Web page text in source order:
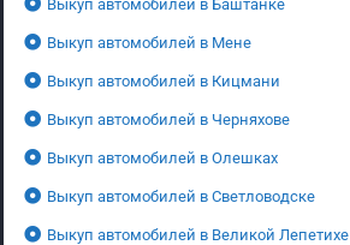
Выкуп автомобилей в Баштанке
Выкуп автомобилей в Мене
Выкуп автомобилей в Кицмани
Выкуп автомобилей в Черняхове
Выкуп автомобилей в Олешках
Выкуп автомобилей в Светловодске
Выкуп автомобилей в Великой Лепетихе